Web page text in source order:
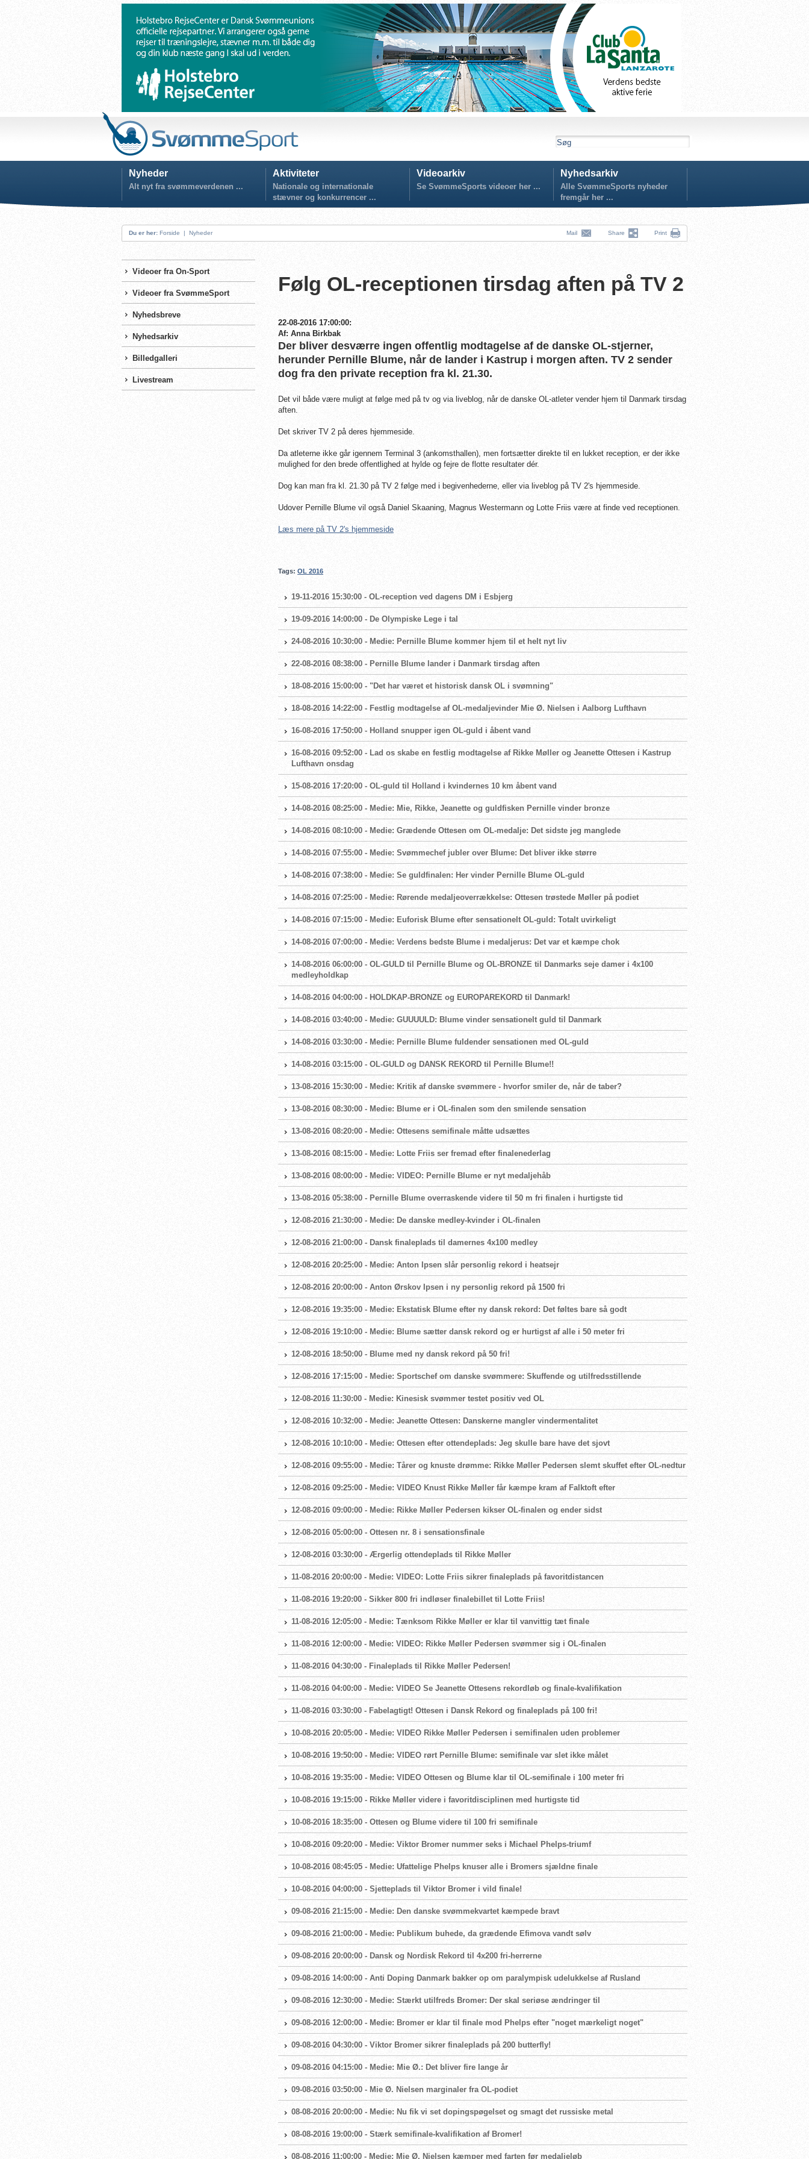
Nyheder
Alt nyt fra svømmeverdenen ...
Aktiviteter
Nationale og internationale
stævner og konkurrencer ...
Videoarkiv
Se SvømmeSports videoer her ...
Nyhedsarkiv
Alle SvømmeSports nyheder
fremgår her ...
Du er her: Forside | Nyheder Mail Share Print
Videoer fra On-Sport
Videoer fra SvømmeSport
Nyhedsbreve
Nyhedsarkiv
Billedgalleri
Livestream
Følg OL-receptionen tirsdag aften på TV 2
22-08-2016 17:00:00:
Af: Anna Birkbak
Der bliver desværre ingen offentlig modtagelse af de danske OL-stjerner,
herunder Pernille Blume, når de lander i Kastrup i morgen aften. TV 2 sender
dog fra den private reception fra kl. 21.30.
Det vil både være muligt at følge med på tv og via liveblog, når de danske OL-atleter vender hjem til Danmark tirsdag
aften.
Det skriver TV 2 på deres hjemmeside.
Da atleterne ikke går igennem Terminal 3 (ankomsthallen), men fortsætter direkte til en lukket reception, er der ikke
mulighed for den brede offentlighed at hylde og fejre de flotte resultater dér.
Dog kan man fra kl. 21.30 på TV 2 følge med i begivenhederne, eller via liveblog på TV 2's hjemmeside.
Udover Pernille Blume vil også Daniel Skaaning, Magnus Westermann og Lotte Friis være at finde ved receptionen.
Læs mere på TV 2's hjemmeside
Tags: OL 2016
19-11-2016 15:30:00 - OL-reception ved dagens DM i Esbjerg
19-09-2016 14:00:00 - De Olympiske Lege i tal
24-08-2016 10:30:00 - Medie: Pernille Blume kommer hjem til et helt nyt liv
22-08-2016 08:38:00 - Pernille Blume lander i Danmark tirsdag aften
18-08-2016 15:00:00 - "Det har været et historisk dansk OL i svømning"
18-08-2016 14:22:00 - Festlig modtagelse af OL-medaljevinder Mie Ø. Nielsen i Aalborg Lufthavn
16-08-2016 17:50:00 - Holland snupper igen OL-guld i åbent vand
16-08-2016 09:52:00 - Lad os skabe en festlig modtagelse af Rikke Møller og Jeanette Ottesen i Kastrup
Lufthavn onsdag
15-08-2016 17:20:00 - OL-guld til Holland i kvindernes 10 km åbent vand
14-08-2016 08:25:00 - Medie: Mie, Rikke, Jeanette og guldfisken Pernille vinder bronze
14-08-2016 08:10:00 - Medie: Grædende Ottesen om OL-medalje: Det sidste jeg manglede
14-08-2016 07:55:00 - Medie: Svømmechef jubler over Blume: Det bliver ikke større
14-08-2016 07:38:00 - Medie: Se guldfinalen: Her vinder Pernille Blume OL-guld
14-08-2016 07:25:00 - Medie: Rørende medaljeoverrækkelse: Ottesen trøstede Møller på podiet
14-08-2016 07:15:00 - Medie: Euforisk Blume efter sensationelt OL-guld: Totalt uvirkeligt
14-08-2016 07:00:00 - Medie: Verdens bedste Blume i medaljerus: Det var et kæmpe chok
14-08-2016 06:00:00 - OL-GULD til Pernille Blume og OL-BRONZE til Danmarks seje damer i 4x100
medleyholdkap
14-08-2016 04:00:00 - HOLDKAP-BRONZE og EUROPAREKORD til Danmark!
14-08-2016 03:40:00 - Medie: GUUUULD: Blume vinder sensationelt guld til Danmark
14-08-2016 03:30:00 - Medie: Pernille Blume fuldender sensationen med OL-guld
14-08-2016 03:15:00 - OL-GULD og DANSK REKORD til Pernille Blume!!
13-08-2016 15:30:00 - Medie: Kritik af danske svømmere - hvorfor smiler de, når de taber?
13-08-2016 08:30:00 - Medie: Blume er i OL-finalen som den smilende sensation
13-08-2016 08:20:00 - Medie: Ottesens semifinale måtte udsættes
13-08-2016 08:15:00 - Medie: Lotte Friis ser fremad efter finalenederlag
13-08-2016 08:00:00 - Medie: VIDEO: Pernille Blume er nyt medaljehåb
13-08-2016 05:38:00 - Pernille Blume overraskende videre til 50 m fri finalen i hurtigste tid
12-08-2016 21:30:00 - Medie: De danske medley-kvinder i OL-finalen
12-08-2016 21:00:00 - Dansk finaleplads til damernes 4x100 medley
12-08-2016 20:25:00 - Medie: Anton Ipsen slår personlig rekord i heatsejr
12-08-2016 20:00:00 - Anton Ørskov Ipsen i ny personlig rekord på 1500 fri
12-08-2016 19:35:00 - Medie: Ekstatisk Blume efter ny dansk rekord: Det føltes bare så godt
12-08-2016 19:10:00 - Medie: Blume sætter dansk rekord og er hurtigst af alle i 50 meter fri
12-08-2016 18:50:00 - Blume med ny dansk rekord på 50 fri!
12-08-2016 17:15:00 - Medie: Sportschef om danske svømmere: Skuffende og utilfredsstillende
12-08-2016 11:30:00 - Medie: Kinesisk svømmer testet positiv ved OL
12-08-2016 10:32:00 - Medie: Jeanette Ottesen: Danskerne mangler vindermentalitet
12-08-2016 10:10:00 - Medie: Ottesen efter ottendeplads: Jeg skulle bare have det sjovt
12-08-2016 09:55:00 - Medie: Tårer og knuste drømme: Rikke Møller Pedersen slemt skuffet efter OL-nedtur
12-08-2016 09:25:00 - Medie: VIDEO Knust Rikke Møller får kæmpe kram af Falktoft efter
12-08-2016 09:00:00 - Medie: Rikke Møller Pedersen kikser OL-finalen og ender sidst
12-08-2016 05:00:00 - Ottesen nr. 8 i sensationsfinale
12-08-2016 03:30:00 - Ærgerlig ottendeplads til Rikke Møller
11-08-2016 20:00:00 - Medie: VIDEO: Lotte Friis sikrer finaleplads på favoritdistancen
11-08-2016 19:20:00 - Sikker 800 fri indløser finalebillet til Lotte Friis!
11-08-2016 12:05:00 - Medie: Tænksom Rikke Møller er klar til vanvittig tæt finale
11-08-2016 12:00:00 - Medie: VIDEO: Rikke Møller Pedersen svømmer sig i OL-finalen
11-08-2016 04:30:00 - Finaleplads til Rikke Møller Pedersen!
11-08-2016 04:00:00 - Medie: VIDEO Se Jeanette Ottesens rekordløb og finale-kvalifikation
11-08-2016 03:30:00 - Fabelagtigt! Ottesen i Dansk Rekord og finaleplads på 100 fri!
10-08-2016 20:05:00 - Medie: VIDEO Rikke Møller Pedersen i semifinalen uden problemer
10-08-2016 19:50:00 - Medie: VIDEO rørt Pernille Blume: semifinale var slet ikke målet
10-08-2016 19:35:00 - Medie: VIDEO Ottesen og Blume klar til OL-semifinale i 100 meter fri
10-08-2016 19:15:00 - Rikke Møller videre i favoritdisciplinen med hurtigste tid
10-08-2016 18:35:00 - Ottesen og Blume videre til 100 fri semifinale
10-08-2016 09:20:00 - Medie: Viktor Bromer nummer seks i Michael Phelps-triumf
10-08-2016 08:45:05 - Medie: Ufattelige Phelps knuser alle i Bromers sjældne finale
10-08-2016 04:00:00 - Sjetteplads til Viktor Bromer i vild finale!
09-08-2016 21:15:00 - Medie: Den danske svømmekvartet kæmpede bravt
09-08-2016 21:00:00 - Medie: Publikum buhede, da grædende Efimova vandt sølv
09-08-2016 20:00:00 - Dansk og Nordisk Rekord til 4x200 fri-herrerne
09-08-2016 14:00:00 - Anti Doping Danmark bakker op om paralympisk udelukkelse af Rusland
09-08-2016 12:30:00 - Medie: Stærkt utilfreds Bromer: Der skal seriøse ændringer til
09-08-2016 12:00:00 - Medie: Bromer er klar til finale mod Phelps efter "noget mærkeligt noget"
09-08-2016 04:30:00 - Viktor Bromer sikrer finaleplads på 200 butterfly!
09-08-2016 04:15:00 - Medie: Mie Ø.: Det bliver fire lange år
09-08-2016 03:50:00 - Mie Ø. Nielsen marginaler fra OL-podiet
08-08-2016 20:00:00 - Medie: Nu fik vi set dopingspøgelset og smagt det russiske metal
08-08-2016 19:00:00 - Stærk semifinale-kvalifikation af Bromer!
08-08-2016 11:00:00 - Medie: Mie Ø. Nielsen kæmper med farten før medaljeløb